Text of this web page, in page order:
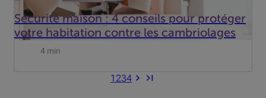
Sécurité maison : 4 conseils pour protéger
votre habitation contre les cambriolages
4 min
1 234